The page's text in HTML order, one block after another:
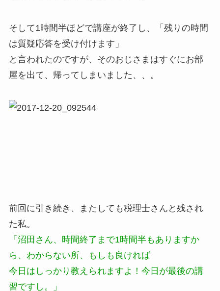
そして1時間半ほどで講座が終了し、「残りの時間
は質疑応答を受け付けます」
と言われたのですが、そのおじさまはすぐにお部
屋を出て、帰ってしまいました、、。
前回に引き続き、またしても税理士さんと残され
た私。
「沼田さん、時間終了まで1時間半もありますか
ら、わからない所、もしも良ければ
今日はしっかり教えられますよ！今日が最後の講
習ですし。」